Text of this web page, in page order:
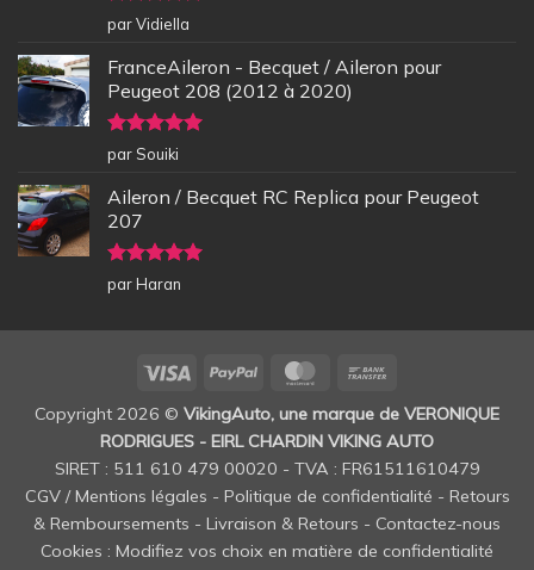
Note5sur
5
par Vidiella
FranceAileron - Becquet / Aileron pour
Peugeot 208 (2012 à 2020)
Note5sur
5
par Souiki
Aileron / Becquet RC Replica pour Peugeot
207
Note5sur
5
par Haran
Visa PayPal MasterCard
Copyright 2026 © VikingAuto, une marque de VERONIQUE
RODRIGUES - EIRL CHARDIN VIKING AUTO
SIRET : 511 610 479 00020 - TVA : FR61511610479
CGV / Mentions légales - Politique de confidentialité - Retours
& Remboursements - Livraison & Retours - Contactez-nous
Cookies : Modifiez vos choix en matière de confidentialité